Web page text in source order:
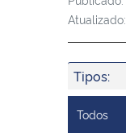
Atualizado:
Tipos:
Todos